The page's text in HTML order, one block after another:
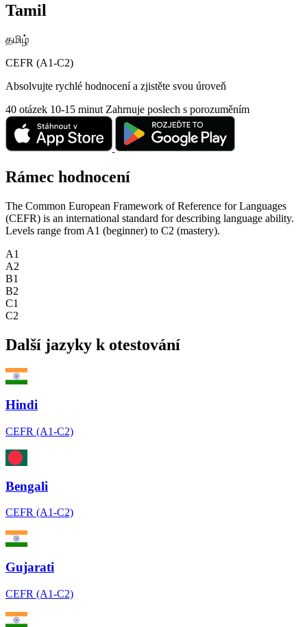
Tamil
தமிழ்
CEFR (A1-C2)
Absolvujte rychlé hodnocení a zjistěte svou úroveň
40 otázek 10-15 minut Zahrnuje poslech s porozuměním
Rámec hodnocení
The Common European Framework of Reference for Languages
(CEFR) is an international standard for describing language ability.
Levels range from A1 (beginner) to C2 (mastery).
A1
A2
B1
B2
C1
C2
Další jazyky k otestování
Hindi
CEFR (A1-C2)
Bengali
CEFR (A1-C2)
Gujarati
CEFR (A1-C2)